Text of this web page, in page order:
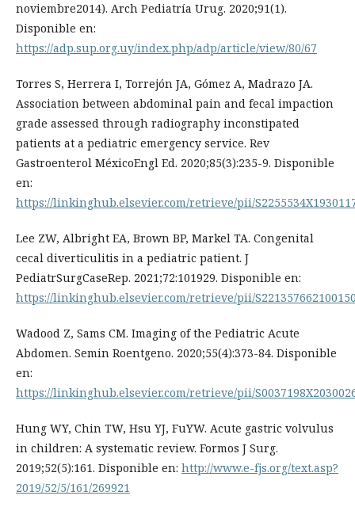
noviembre2014). Arch Pediatría Urug. 2020;91(1).
Disponible en:
https://adp.sup.org.uy/index.php/adp/article/view/80/67
Torres S, Herrera I, Torrejón JA, Gómez A, Madrazo JA.
Association between abdominal pain and fecal impaction
grade assessed through radiography inconstipated
patients at a pediatric emergency service. Rev
Gastroenterol MéxicoEngl Ed. 2020;85(3):235-9. Disponible
en:
https://linkinghub.elsevier.com/retrieve/pii/
Lee ZW, Albright EA, Brown BP, Markel TA. Congenital
cecal diverticulitis in a pediatric patient. J
PediatrSurgCaseRep. 2021;72:101929. Disponible en:
https://linkinghub.elsevier.com/retrieve/pii/
Wadood Z, Sams CM. Imaging of the Pediatric Acute
Abdomen. Semin Roentgeno. 2020;55(4):373-84. Disponible
en:
https://linkinghub.elsevier.com/retrieve/pii/
Hung WY, Chin TW, Hsu YJ, FuYW. Acute gastric volvulus
in children: A systematic review. Formos J Surg.
2019;52(5):161. Disponible en: http://www.e-fjs.org/text.asp?
2019/52/5/161/269921